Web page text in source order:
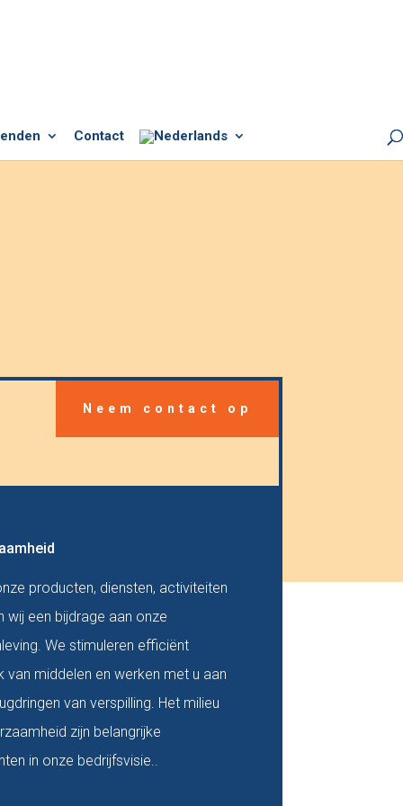
Contact
Neem contact op
producten, diensten, activiteiten
wij een bijdrage aan onze
We stimuleren efficiënt
van middelen en werken met u aan
van verspilling. Het milieu
zijn belangrijke
in onze bedrijfsvisie..